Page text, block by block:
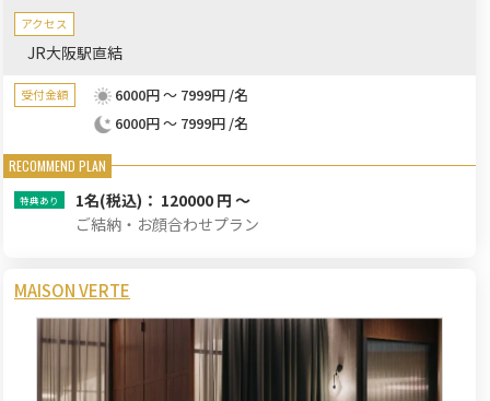
アクセス
JR大阪駅直結
受付金額
6000円 ～ 7999円 /名
6000円 ～ 7999円 /名
1名(税込)： 120000 円 ～
ご結納・お顔合わせプラン
MAISON VERTE